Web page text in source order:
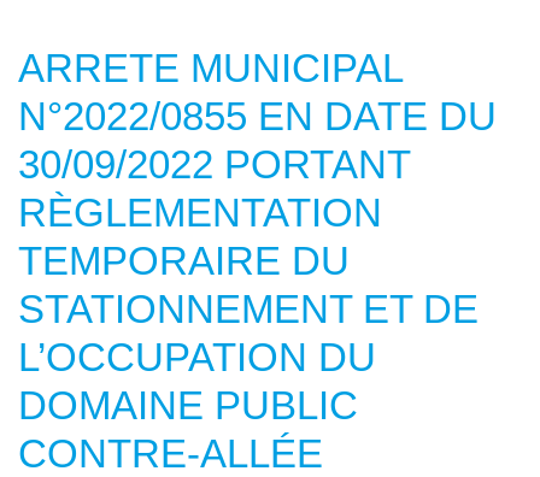
ARRETE MUNICIPAL
N°2022/0855 EN DATE DU
30/09/2022 PORTANT
RÈGLEMENTATION
TEMPORAIRE DU
STATIONNEMENT ET DE
L’OCCUPATION DU
DOMAINE PUBLIC
CONTRE-ALLÉE